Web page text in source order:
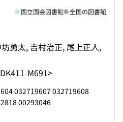
勇太, 吉村治正, 尾上正人,
M691>
国立国会図書館 全国の図書館
032719607 032719608
00293046